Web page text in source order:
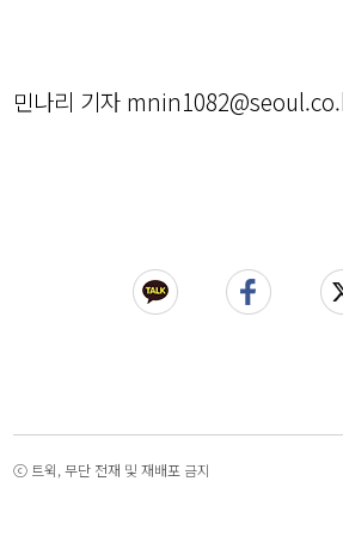
민나리 기자
ⓒ 트윅, 무단 전재 및 재배포 금지